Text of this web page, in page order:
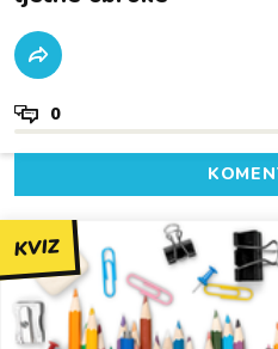
0
KVIZ